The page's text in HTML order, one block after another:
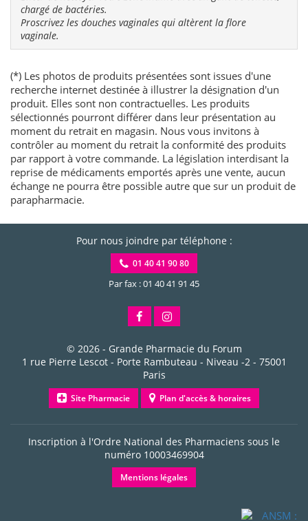
chargé de bactéries.
Proscrivez les douches vaginales qui altèrent la flore
vaginale.
(*) Les photos de produits présentées sont issues d'une
recherche internet destinée à illustrer la désignation d'un
produit. Elles sont non contractuelles. Les produits
sélectionnés pourront différer dans leur présentation au
moment du retrait en magasin. Nous vous invitons à
contrôler au moment du retrait la conformité des produits
par rapport à votre commande. La législation interdisant la
reprise de médicaments emportés après une vente, aucun
échange ne pourra être possible autre que sur un produit de
parapharmacie.
Pour nous joindre par téléphone :
01 40 41 90 80
Par fax : 01 40 41 91 45
© 2026 - Grande Pharmacie du Forum
1 rue Pierre Lescot - Porte Rambuteau - Niveau -2- 75001
Paris
Site Pharmacie Plan d'accès & horaires
Inscription à l'Ordre National des Pharmaciens sous le
numéro 10003469904
Mentions légales